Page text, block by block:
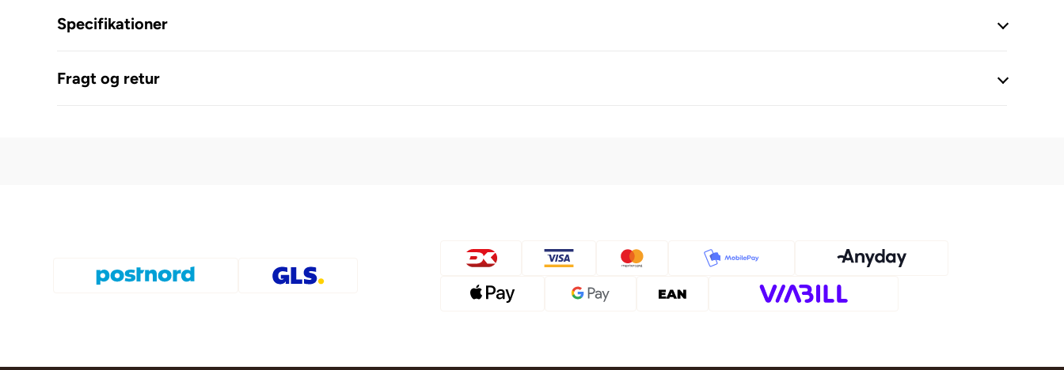
Specifikationer
Fragt og retur